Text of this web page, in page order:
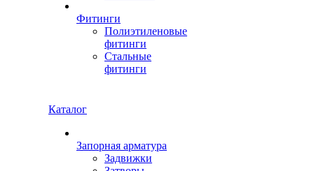
Фитинги
Полиэтиленовые
фитинги
Стальные
фитинги
Каталог
Запорная арматура
Задвижки